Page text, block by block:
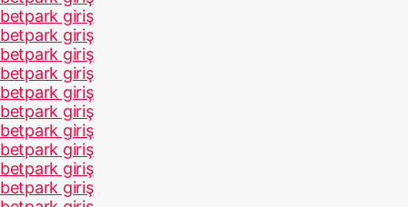
betpark giriş
betpark giriş
betpark giriş
betpark giriş
betpark giriş
betpark giriş
betpark giriş
betpark giriş
betpark giriş
betpark giriş